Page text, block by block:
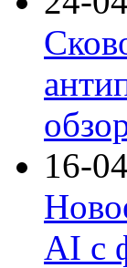
16-
AI с